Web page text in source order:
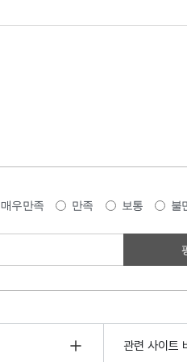
매우만족 만족 보통 불
관련 사이트